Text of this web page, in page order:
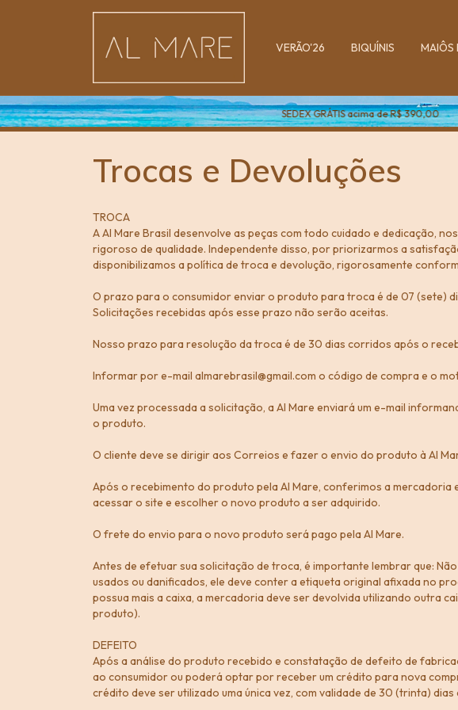
VERÃO'26 BIQUÍNIS MAIÔS
SEDEX GRÁTIS acima de R$ 390,00 PIX 7%
Trocas e Devoluções
TROCA
A Al Mare Brasil desenvolve as peças com todo cuidado e dedicação,
rigoroso de qualidade. Independente disso, por priorizarmos a
disponibilizamos a política de troca e devolução, rigorosamente
O prazo para o consumidor enviar o produto para troca é de 07 (sete)
Solicitações recebidas após esse prazo não serão aceitas.
Nosso prazo para resolução da troca é de 30 dias corridos após o
Informar por e-mail almarebrasil@gmail.com o código de compra e o
Uma vez processada a solicitação, a Al Mare enviará um e-mail
o produto.
O cliente deve se dirigir aos Correios e fazer o envio do produto à Al
Após o recebimento do produto pela Al Mare, conferimos a mercadoria
acessar o site e escolher o novo produto a ser adquirido.
O frete do envio para o novo produto será pago pela Al Mare.
Antes de efetuar sua solicitação de troca, é importante lembrar que:
usados ou danificados, ele deve conter a etiqueta original afixada no
possua mais a caixa, a mercadoria deve ser devolvida utilizando outra
produto).
DEFEITO
Após a análise do produto recebido e constatação de defeito de
ao consumidor ou poderá optar por receber um crédito para nova
crédito deve ser utilizado uma única vez, com validade de 30 (trinta)